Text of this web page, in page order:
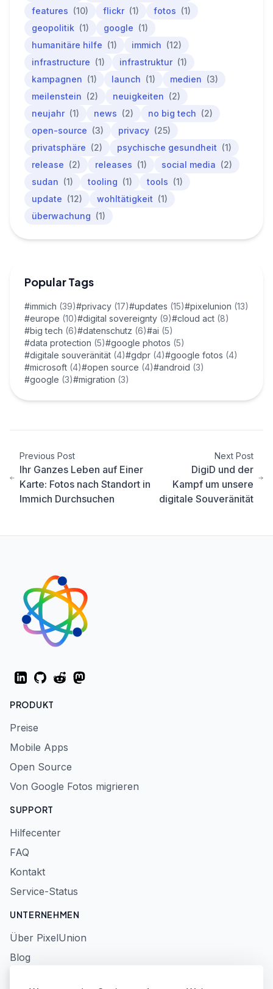
features (10) flickr (1) fotos (1)
geopolitik (1) google (1)
humanitäre hilfe (1) immich (12)
infrastructure (1) infrastruktur (1)
kampagnen (1) launch (1) medien (3)
meilenstein (2) neuigkeiten (2)
neujahr (1) news (2) no big tech (2)
open-source (3) privacy (25)
privatsphäre (2) psychische gesundheit (1)
release (2) releases (1) social media (2)
sudan (1) tooling (1) tools (1)
update (12) wohltätigkeit (1)
überwachung (1)
Popular Tags
#immich (39)#privacy (17)#updates (15)#pixelunion (13)
#europe (10)#digital sovereignty (9)#cloud act (8)
#big tech (6)#datenschutz (6)#ai (5)
#data protection (5)#google photos (5)
#digitale souveränität (4)#gdpr (4)#google fotos (4)
#microsoft (4)#open source (4)#android (3)
#google (3)#migration (3)
Previous Post
Ihr Ganzes Leben auf Einer
Karte: Fotos nach Standort in
Immich Durchsuchen
Next Post
DigiD und der
Kampf um unsere
digitale Souveränität
LinkedInGitHubRedditMastodon
PRODUKT
Preise
Mobile Apps
Open Source
Von Google Fotos migrieren
SUPPORT
Hilfecenter
FAQ
Kontakt
Service-Status
UNTERNEHMEN
Über PixelUnion
Blog